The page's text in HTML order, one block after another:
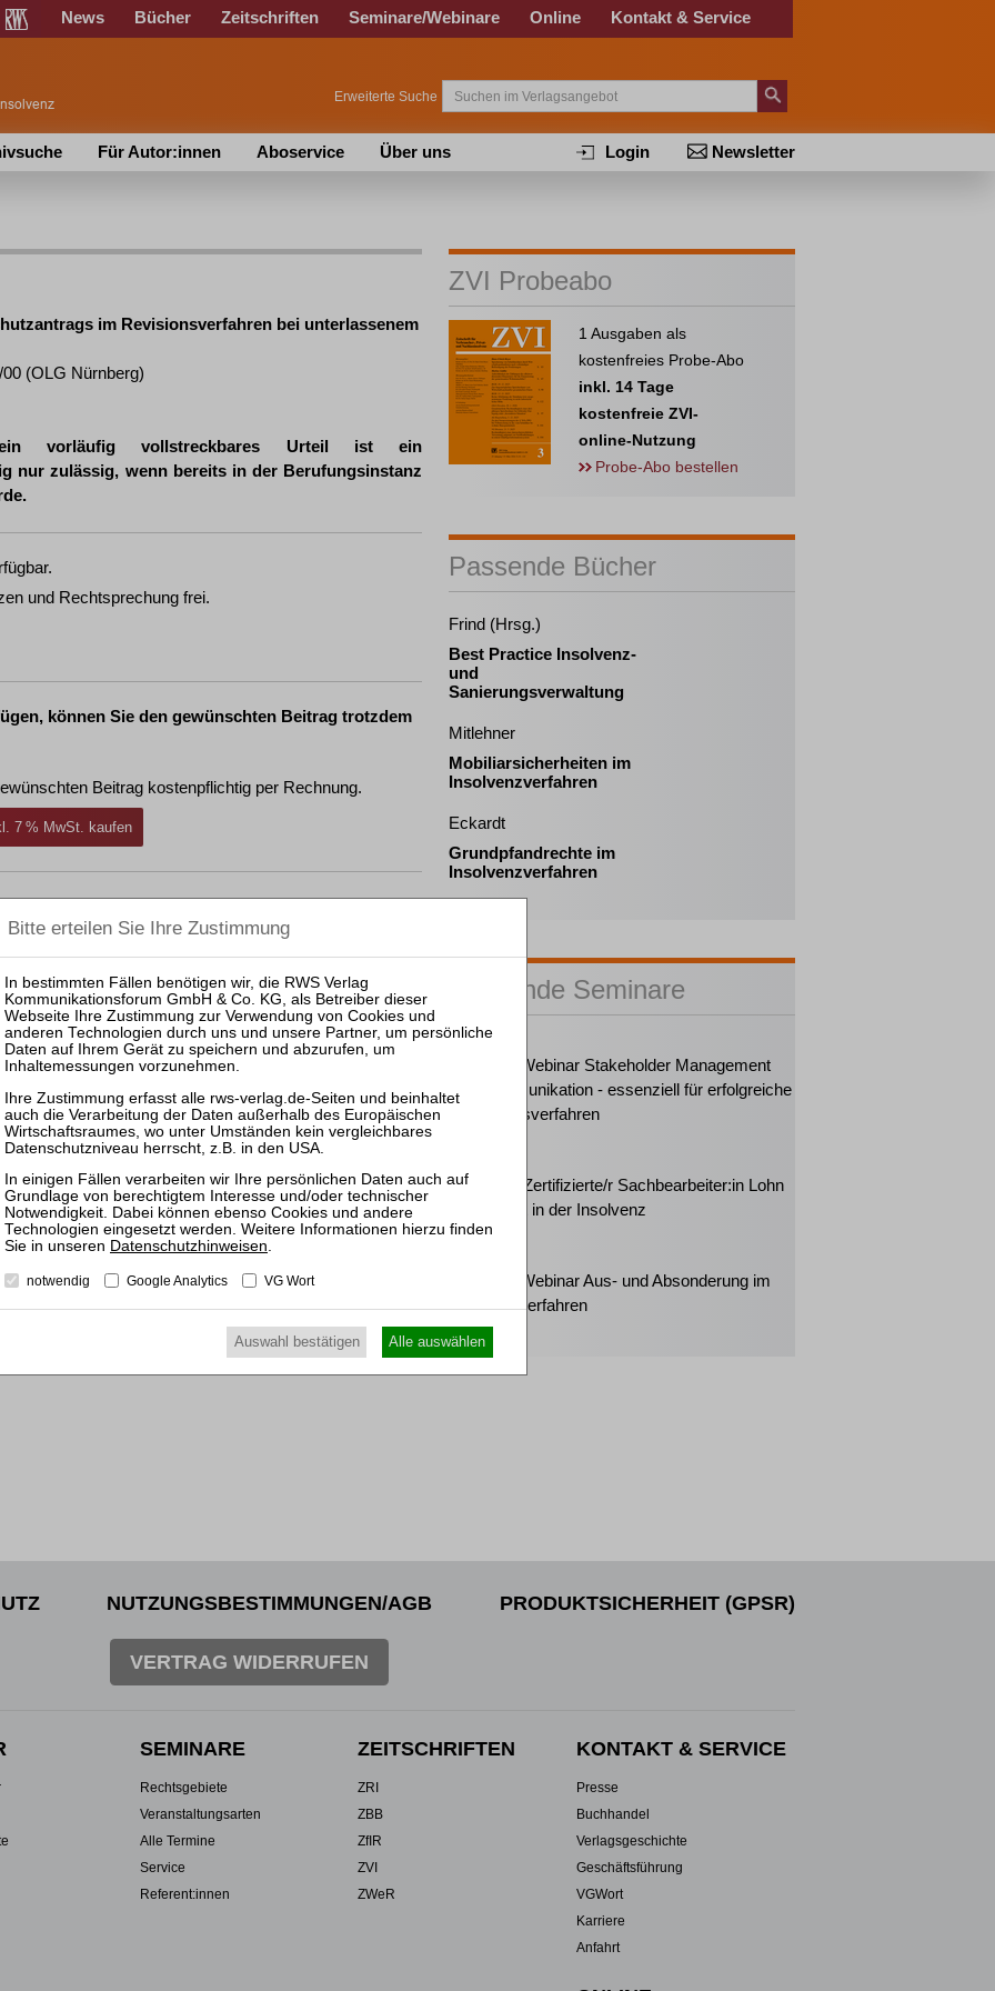
News Bücher Zeitschriften Seminare/Webinare Online Kontakt & Service
Erweiterte Suche
Für Autor:innen Aboservice Über uns Newsletter
Login
im Revisionsverfahren bei unterlassenem
(OLG Nürnberg)
vorläufig vollstreckbares Urteil ist ein
nur zulässig, wenn bereits in der Berufungsinstanz
und Rechtsprechung frei.
können Sie den gewünschten Beitrag trotzdem
Beitrag kostenpflichtig per Rechnung.
7 % MwSt. kaufen
Beitrag kostenpflichtig mit
7 % MwSt. kaufen
ZVI Probeabo
1 Ausgaben als
kostenfreies Probe-Abo
inkl. 14 Tage
kostenfreie ZVI-
online-Nutzung
Probe-Abo bestellen
Passende Bücher
Frind (Hrsg.)
Best Practice Insolvenz-
und
Sanierungsverwaltung
Mitlehner
Mobiliarsicherheiten im
Insolvenzverfahren
Eckardt
Grundpfandrechte im
Insolvenzverfahren
Passende Seminare
25.11.2026
Praktiker-Webinar Stakeholder Management
und Kommunikation - essenziell für erfolgreiche
Sanierungsverfahren
Frankfurt: Zertifizierte/r Sachbearbeiter:in Lohn
und Gehalt in der Insolvenz
Praktiker-Webinar Aus- und Absonderung im
Insolvenzverfahren
NUTZUNGSBESTIMMUNGEN/AGB PRODUKTSICHERHEIT (GPSR)
VERTRAG WIDERRUFEN
SEMINARE
Rechtsgebiete
Veranstaltungsarten
Alle Termine
Service
Referent:innen
ZEITSCHRIFTEN
ZRI
ZBB
ZfIR
ZVI
ZWeR
KONTAKT & SERVICE
Presse
Buchhandel
Verlagsgeschichte
Geschäftsführung
VGWort
Karriere
Anfahrt
Datenschutzhinweisen.
notwendig Google Analytics VG Wort
Auswahl bestätigen Alle auswählen